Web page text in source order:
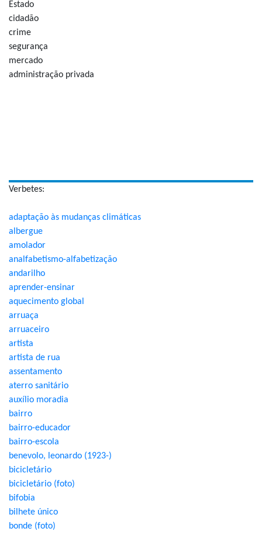
Estado
cidadão
crime
segurança
mercado
administração privada
Verbetes:
adaptação às mudanças climáticas
albergue
amolador
analfabetismo-alfabetização
andarilho
aprender-ensinar
aquecimento global
arruaça
arruaceiro
artista
artista de rua
assentamento
aterro sanitário
auxílio moradia
bairro
bairro-educador
bairro-escola
benevolo, leonardo (1923-)
bicicletário
bicicletário (foto)
bifobia
bilhete único
bonde (foto)